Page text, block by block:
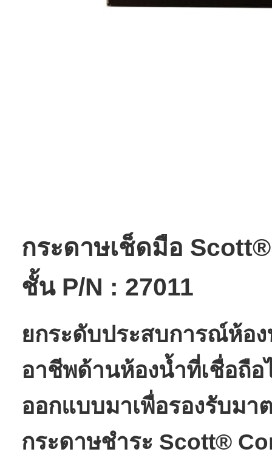
กระดาษเช็ดมือ
ชั้น P/N : 27011
ยกระดับประสบการณ์ห้
อาชีพด้านห้องน้ำที่เชื่อถื
ออกแบบมาเพื่อรองรับม
กระดาษชำระ Scott®